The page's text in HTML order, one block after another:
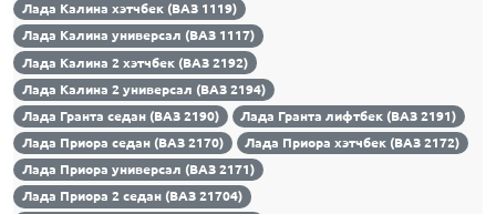
Лада Калина хэтчбек (ВАЗ 1119)
Лада Калина универсал (ВАЗ 1117)
Лада Калина 2 хэтчбек (ВАЗ 2192)
Лада Калина 2 универсал (ВАЗ 2194)
Лада Гранта седан (ВАЗ 2190)
Лада Гранта лифтбек (ВАЗ 2191)
Лада Приора седан (ВАЗ 2170)
Лада Приора хэтчбек (ВАЗ 2172)
Лада Приора универсал (ВАЗ 2171)
Лада Приора 2 седан (ВАЗ 21704)